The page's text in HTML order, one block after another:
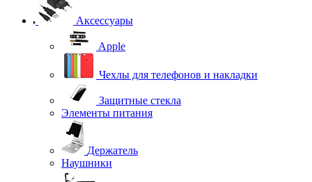
Аксессуары
Apple
Чехлы для телефонов и накладки
Защитные стекла
Элементы питания
Держатель
Наушники